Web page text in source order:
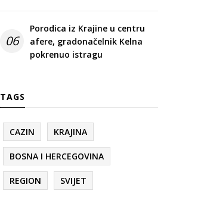
06
Porodica iz Krajine u centru
afere, gradonačelnik Kelna
pokrenuo istragu
TAGS
CAZIN KRAJINA
BOSNA I HERCEGOVINA
REGION SVIJET